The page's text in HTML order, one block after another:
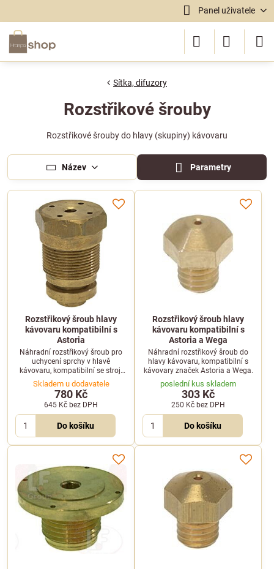
Panel uživatele
Sítka, difuzory
Rozstřikové šrouby
Rozstřikové šrouby do hlavy (skupiny) kávovaru
Název Parametry
Rozstřikový šroub hlavy
kávovaru kompatibilní s
Astoria
Náhradní rozstřikový šroub pro
uchycení sprchy v hlavě
kávovaru, kompatibilní se stroji
značky Astoria.
Skladem u dodavatele
780 Kč
645 Kč bez DPH
Do košíku
Rozstřikový šroub hlavy
kávovaru kompatibilní s
Astoria a Wega
Náhradní rozstřikový šroub do
hlavy kávovaru, kompatibilní s
kávovary značek Astoria a Wega.
poslední kus skladem
303 Kč
250 Kč bez DPH
Do košíku